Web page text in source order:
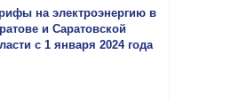
на электроэнергию в
и Саратовской
с 1 января 2024 года